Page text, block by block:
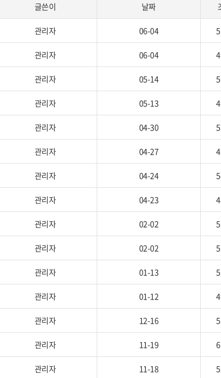
글쓴이 날짜
관리자 06-04
관리자 06-04
관리자 05-14
관리자 05-13
관리자 04-30
관리자 04-27
관리자 04-24
관리자 04-23
관리자 02-02
관리자 02-02
관리자 01-13
관리자 01-12
관리자 12-16
관리자 11-19
관리자 11-18